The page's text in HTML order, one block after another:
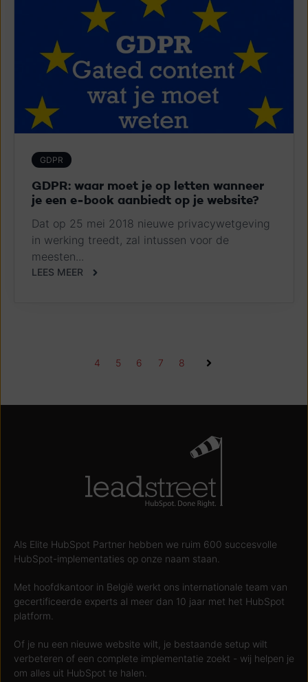
GDPR
GDPR: waar moet je op letten wanneer
je een e-book aanbiedt op je website?
Dat op 25 mei 2018 nieuwe privacywetgeving
in werking treedt, zal intussen voor de
meesten...
LEES MEER
4 5 6 7 8
Als Elite HubSpot Partner hebben we ruim 600 succesvolle
HubSpot-implementaties op onze naam staan.
Met hoofdkantoor in België werkt ons internationale team van
gecertificeerde experts al meer dan 10 jaar met het HubSpot
platform.
Of je nu een nieuwe website wilt, je bestaande setup wilt
verbeteren of een complete implementatie zoekt - wij helpen je
om alles uit HubSpot te halen.